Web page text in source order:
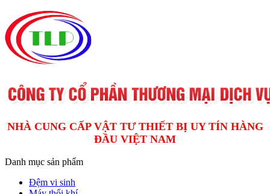
NHÀ CUNG CẤP VẬT TƯ THIẾT BỊ UY TÍN HÀNG
ĐẦU VIỆT NAM
Danh mục sản phẩm
Đệm vi sinh